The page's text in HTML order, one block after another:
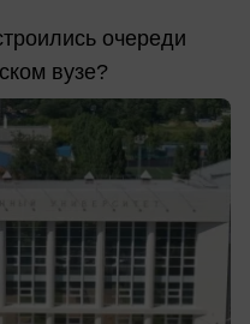
очереди
вузе?